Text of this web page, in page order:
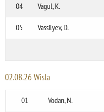
04 Vagul, K.
05 Vassilyev, D.
02.08.26 Wisla
01
Vodan, N.